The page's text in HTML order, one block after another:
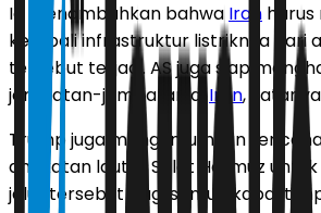
Ia menambahkan bahwaIran
kembali infrastruktur listriknya dari
tersebut terjadi. AS juga siap
jembatan-jembatan diIran,
Trump juga mengumumkan
angkatan laut di Selat Hormuz untuk
jalur tersebut bagi semua kapal